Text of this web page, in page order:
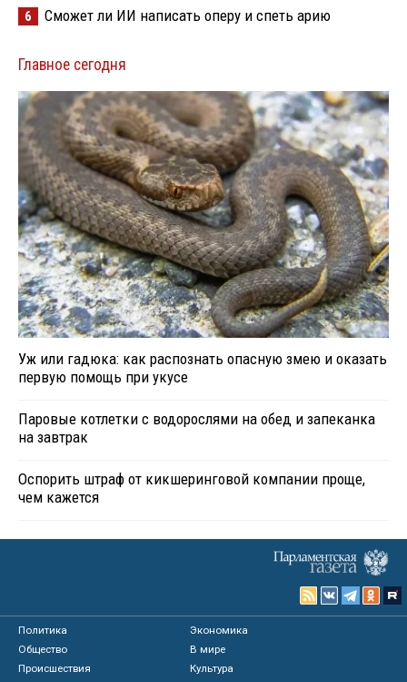
6 Сможет ли ИИ написать оперу и спеть арию
Главное сегодня
Уж или гадюка: как распознать опасную змею и оказать
первую помощь при укусе
Паровые котлетки с водорослями на обед и запеканка
на завтрак
Оспорить штраф от кикшеринговой компании проще,
чем кажется
Политика
Экономика
Общество
В мире
Происшествия
Культура